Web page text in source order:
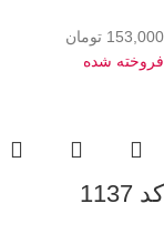
153,000 تومان
فروخته شده
کد 1137